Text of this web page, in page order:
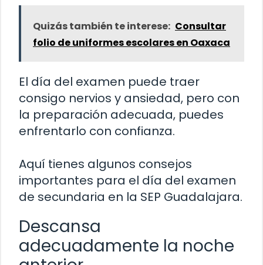
Quizás también te interese: Consultar
folio de uniformes escolares en Oaxaca
El día del examen puede traer
consigo nervios y ansiedad, pero con
la preparación adecuada, puedes
enfrentarlo con confianza.
Aquí tienes algunos consejos
importantes para el día del examen
de secundaria en la SEP Guadalajara.
Descansa
adecuadamente la noche